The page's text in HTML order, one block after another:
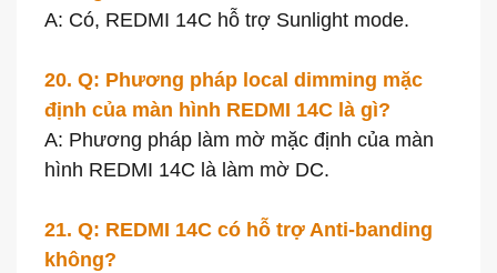
A: Có, REDMI 14C hỗ trợ Sunlight mode.
20. Q: Phương pháp local dimming mặc
định của màn hình REDMI 14C là gì?
A: Phương pháp làm mờ mặc định của màn
hình REDMI 14C là làm mờ DC.
21. Q: REDMI 14C có hỗ trợ Anti-banding
không?